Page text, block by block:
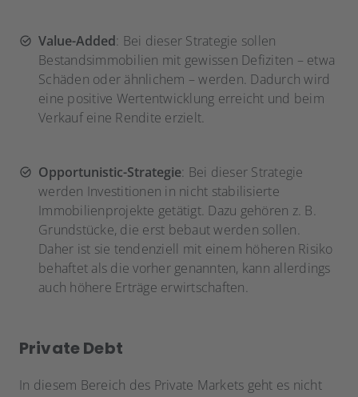
Value-Added: Bei dieser Strategie sollen
Bestandsimmobilien mit gewissen Defiziten – etwa
Schäden oder ähnlichem – werden. Dadurch wird
eine positive Wertentwicklung erreicht und beim
Verkauf eine Rendite erzielt.
Opportunistic-Strategie: Bei dieser Strategie
werden Investitionen in nicht stabilisierte
Immobilienprojekte getätigt. Dazu gehören z. B.
Grundstücke, die erst bebaut werden sollen.
Daher ist sie tendenziell mit einem höheren Risiko
behaftet als die vorher genannten, kann allerdings
auch höhere Erträge erwirtschaften.
Private Debt
In diesem Bereich des Private Markets geht es nicht